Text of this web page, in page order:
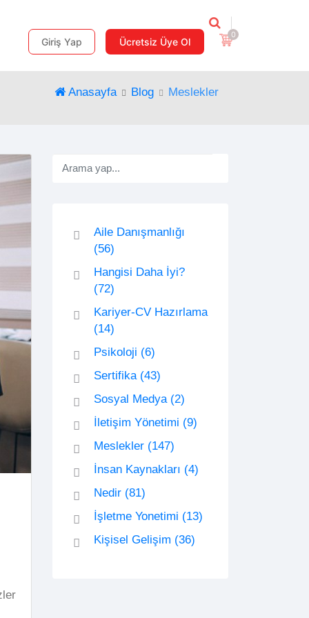
Giriş Yap Ücretsiz Üye Ol
0
Anasayfa Blog Meslekler
Aile Danışmanlığı
(56)
Hangisi Daha İyi?
(72)
Kariyer-CV Hazırlama
(14)
Psikoloji (6)
Sertifika (43)
Sosyal Medya (2)
İletişim Yönetimi (9)
Meslekler (147)
İnsan Kaynakları (4)
Nedir (81)
İşletme Yonetimi (13)
Kişisel Gelişim (36)